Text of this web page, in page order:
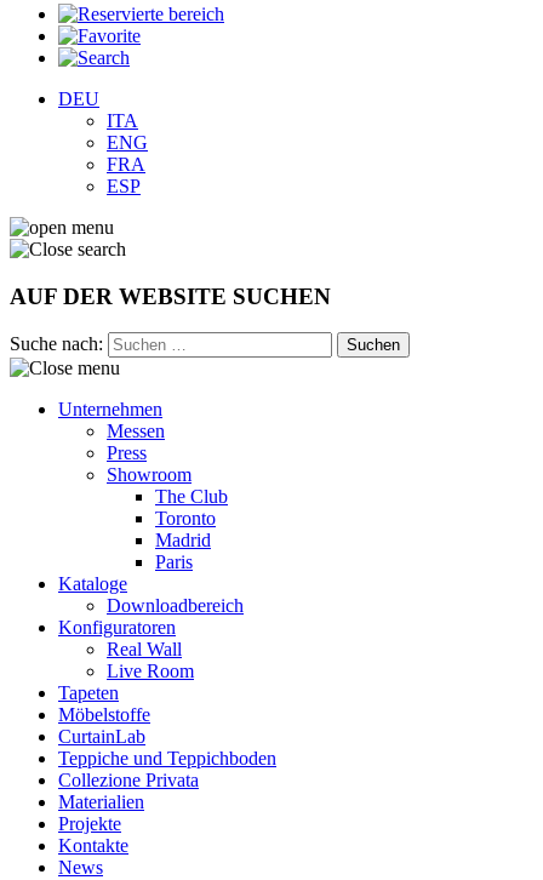
DEU
ITA
ENG
FRA
ESP
AUF DER WEBSITE SUCHEN
Suche nach:
Unternehmen
Messen
Press
Showroom
The Club
Toronto
Madrid
Paris
Kataloge
Downloadbereich
Konfiguratoren
Real Wall
Live Room
Tapeten
Möbelstoffe
CurtainLab
Teppiche und Teppichboden
Collezione Privata
Materialien
Projekte
Kontakte
News